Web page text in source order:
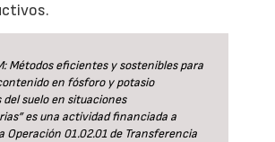
Métodos eficientes y sostenibles para
en fósforo y potasio
del suelo en situaciones
es una actividad financiada a
Operación 01.02.01 de Transferencia